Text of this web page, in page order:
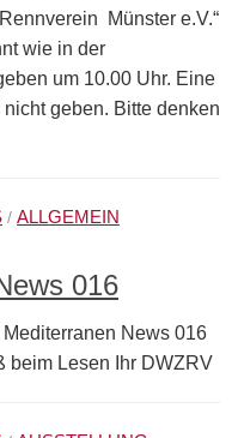
Münster e.V.“
wie in der
um 10.00 Uhr. Eine
geben. Bitte denken
/ ALLGEMEIN
016
News 016
beim Lesen Ihr DWZRV